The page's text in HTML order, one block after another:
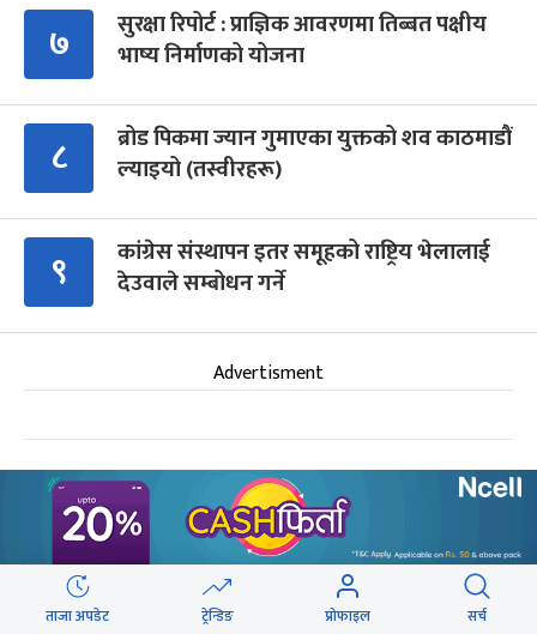
७
सुरक्षा रिपोर्ट : प्राज्ञिक आवरणमा तिब्बत पक्षीय
भाष्य निर्माणको योजना
८
ब्रोड पिकमा ज्यान गुमाएका युक्तको शव काठमाडौं
ल्याइयो (तस्वीरहरू)
९
कांग्रेस संस्थापन इतर समूहको राष्ट्रिय भेलालाई
देउवाले सम्बोधन गर्ने
Advertisment
आगामी बिदाहरु
१२
शुक्र Aug 28, 2026
२१ दिन बाँकी
ताजा अपडेट
ट्रेन्डिङ प्रोफाइल सर्च